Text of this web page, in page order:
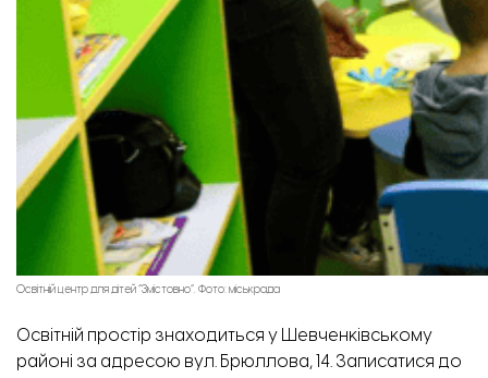
Освітній центр для дітей “Змістовно”. Фото: міськрада
Освітній простір знаходиться у Шевченківському
районі за адресою вул. Брюллова, 14. Записатися до